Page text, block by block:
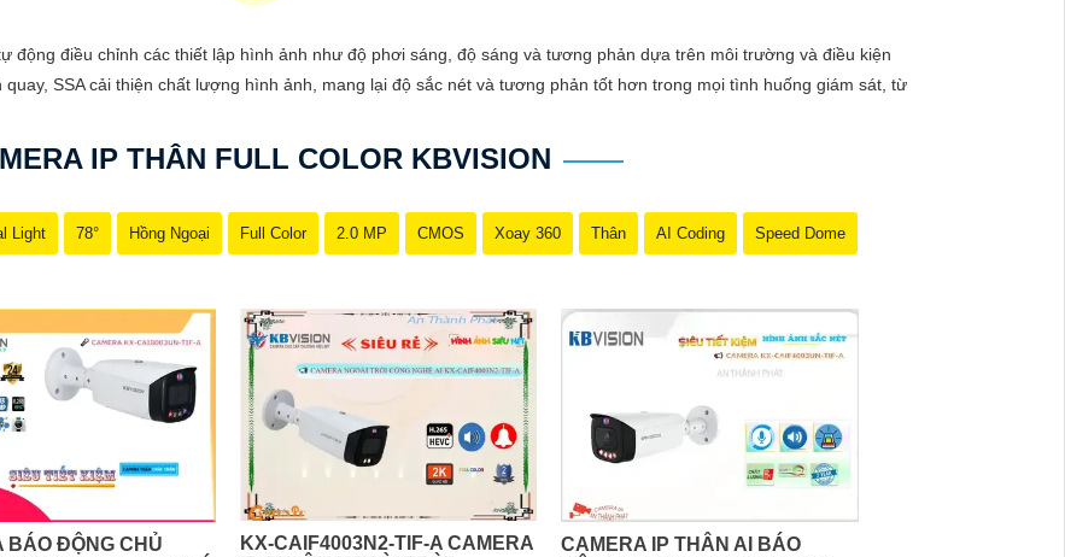
hợp với nhu cầu cụ thể của bạn. Chúc bạn thành công!
động điều chỉnh các thiết lập hình ảnh như độ phơi sáng, độ sáng và tương phản dựa trên môi trường và điều kiện
SSA cải thiện chất lượng hình ảnh, mang lại độ sắc nét và tương phản tốt hơn trong mọi tình huống giám sát, từ
IP THÂN FULL COLOR KBVISION
Light 78° Hồng Ngoại Full Color 2.0 MP CMOS Xoay 360 Thân AI Coding Speed Dome
BÁO ĐỘNG CHỦ
KX-CAIF4003N2-TIF-A CAMERA
CAMERA IP THÂN AI BÁO